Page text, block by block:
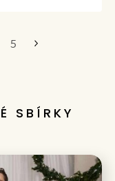
5
SBÍRKY